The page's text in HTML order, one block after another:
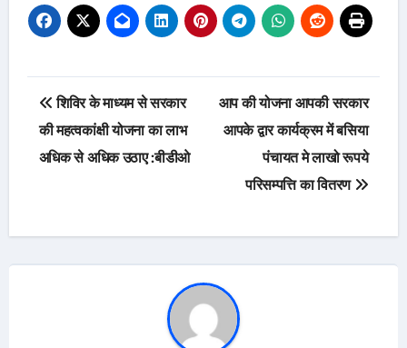
Post
navigation
शिविर के माध्यम से सरकार
की महत्वकांक्षी योजना का लाभ
अधिक से अधिक उठाए :बीडीओ
आप की योजना आपकी सरकार
आपके द्वार कार्यक्रम में बसिया
पंचायत मे लाखो रूपये
परिसम्पत्ति का वितरण